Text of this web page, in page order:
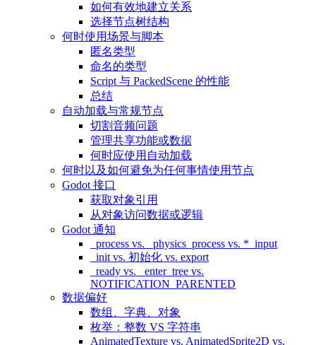
如何有效地建立关系
选择节点树结构
何时使用场景与脚本
匿名类型
命名的类型
Script 与 PackedScene 的性能
总结
自动加载与常规节点
切割音频问题
管理共享功能或数据
何时应使用自动加载
何时以及如何避免为任何事情使用节点
Godot 接口
获取对象引用
从对象访问数据或逻辑
Godot 通知
_process vs. _physics_process vs. *_input
_init vs. 初始化 vs. export
_ready vs. _enter_tree vs.
NOTIFICATION_PARENTED
数据偏好
数组、字典、对象
枚举：整数 VS 字符串
AnimatedTexture vs. AnimatedSprite2D vs.